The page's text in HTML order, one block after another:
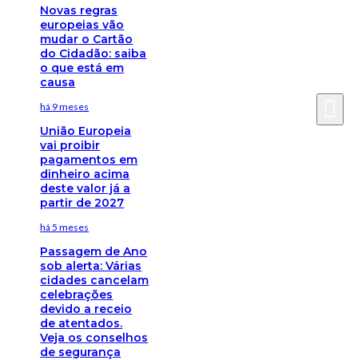
Novas regras
europeias vão
mudar o Cartão
do Cidadão: saiba
o que está em
causa
há 9 meses
União Europeia
vai proibir
pagamentos em
dinheiro acima
deste valor já a
partir de 2027
há 5 meses
Passagem de Ano
sob alerta: Várias
cidades cancelam
celebrações
devido a receio
de atentados.
Veja os conselhos
de segurança